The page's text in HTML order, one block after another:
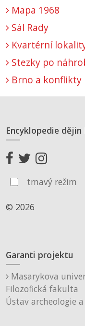
Mapa 1968
Sál Rady
Kvartérní
Stezky po
Brno a konflikty
Encyklopedie dějin
tmavý režim
© 2026
Garanti projektu
Masarykova
Filozofická fakulta
Ústav archeologie